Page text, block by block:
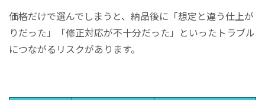
価格だけで選んでしまうと、納品後に「想定と違う仕上が
りだった」「修正対応が不十分だった」といったトラブル
につながるリスクがあります。